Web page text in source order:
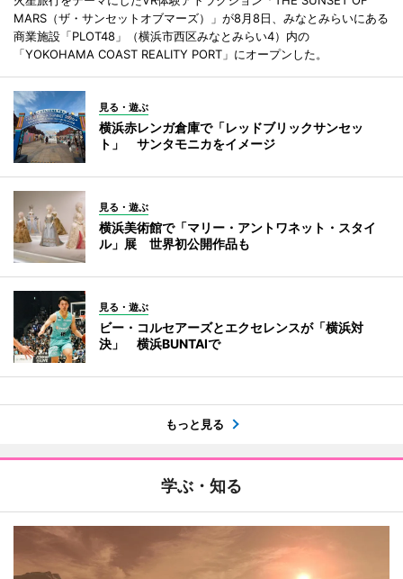
MARS（ザ・サンセットオブマーズ）」が8月8日、みなとみらいにある
商業施設「PLOT48」（横浜市西区みなとみらい4）内の
「YOKOHAMA COAST REALITY PORT」にオープンした。
見る・遊ぶ
横浜赤レンガ倉庫で「レッドブリックサンセッ
ト」 サンタモニカをイメージ
見る・遊ぶ
横浜美術館で「マリー・アントワネット・スタイ
ル」展 世界初公開作品も
見る・遊ぶ
ビー・コルセアーズとエクセレンスが「横浜対
決」 横浜BUNTAIで
もっと見る
学ぶ・知る